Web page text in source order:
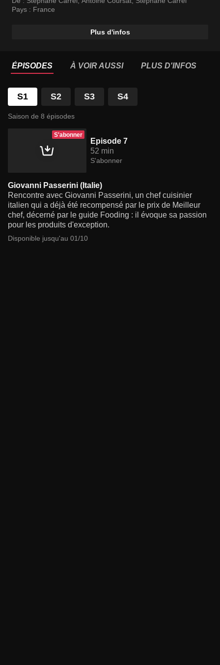
l’influence de leurs origines géographiques.
Pays : France
Plus d'infos
ÉPISODES À VOIR AUSSI PLUS D'INFOS
S1 S2 S3 S4
Saison de 8 épisodes
S'abonner
Episode 7
52 min
S'abonner
Giovanni Passerini (Italie)
Rencontre avec Giovanni Passerini, un chef cuisinier
italien qui a déjà été recompensé par le prix de Meilleur
chef, décerné par le guide Fooding : il évoque sa passion
pour les produits d'exception.
Disponible jusqu'au 01/10